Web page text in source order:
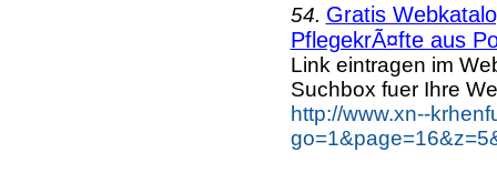
54. Gratis
PflegekrÃ¤fte aus
Link eintragen im
Suchbox fuer Ihre
http://www.xn--